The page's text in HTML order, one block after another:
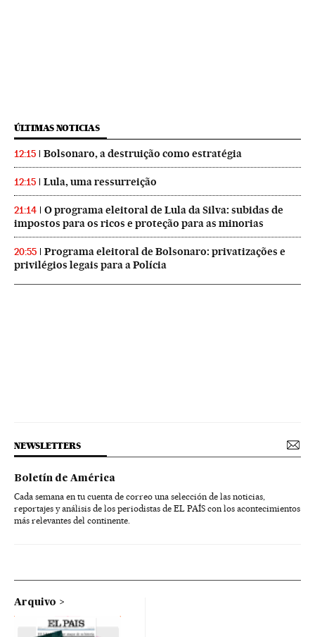
ÚLTIMAS NOTICIAS
12:15 Bolsonaro, a destruição como estratégia
12:15 Lula, uma ressurreição
21:14
O programa eleitoral de Lula da Silva: subidas de
impostos para os ricos e proteção para as minorias
20:55
Programa eleitoral de Bolsonaro: privatizações e
privilégios legais para a Polícia
NEWSLETTERS
Boletín de América
Cada semana en tu cuenta de correo una selección de las noticias,
reportajes y análisis de los periodistas de EL PAÍS con los acontecimientos
más relevantes del continente.
Arquivo